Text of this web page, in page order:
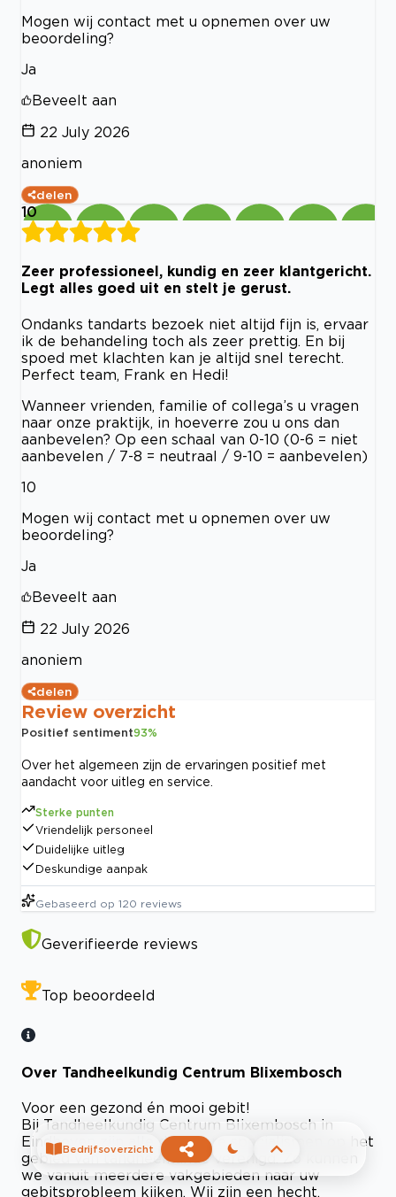
Mogen wij contact met u opnemen over uw
beoordeling?
Ja
Beveelt aan
22 July 2026
anoniem
delen
10
Zeer professioneel, kundig en zeer klantgericht.
Legt alles goed uit en stelt je gerust.
Ondanks tandarts bezoek niet altijd fijn is, ervaar
ik de behandeling toch als zeer prettig. En bij
spoed met klachten kan je altijd snel terecht.
Perfect team, Frank en Hedi!
Wanneer vrienden, familie of collega’s u vragen
naar onze praktijk, in hoeverre zou u ons dan
aanbevelen? Op een schaal van 0-10 (0-6 = niet
aanbevelen / 7-8 = neutraal / 9-10 = aanbevelen)
10
Mogen wij contact met u opnemen over uw
beoordeling?
Ja
Beveelt aan
22 July 2026
anoniem
delen
Review overzicht
Positief sentiment93%
Over het algemeen zijn de ervaringen positief met
aandacht voor uitleg en service.
Sterke punten
Vriendelijk personeel
Duidelijke uitleg
Deskundige aanpak
Gebaseerd op 120 reviews
Geverifieerde reviews
Top beoordeeld
Over Tandheelkundig Centrum Blixembosch
Voor een gezond én mooi gebit!
Bij Tandheelkundig Centrum Blixembosch in
Eindhoven zijn alle denkbare specialismen op het
gebied van tandheelkunde verenigd. Zo kunnen
we vanuit meerdere vakgebieden naar uw
gebitsprobleem kijken. Wij zijn een hecht,
Bedrijfsoverzicht